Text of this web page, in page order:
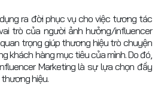
ra đời phục vụ cho việc tương tác
trò của người ảnh hưởng/influencer
trọng giúp thương hiệu trò chuyện
khách hàng mục tiêu của mình. Do đó,
Marketing là sự lựa chọn đầy
hiệu.